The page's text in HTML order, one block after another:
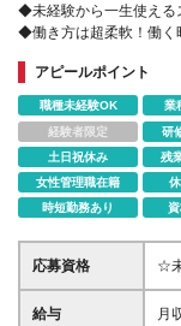
◆未経験から一生使える
◆働き方は超柔軟！働く
アピールポイント
職種未経験OK 業
経験者限定
研
土日祝休み
残
女性管理職在籍
時短勤務あり
応募資格
☆
学歴不問 ★業種・
経
給与
月